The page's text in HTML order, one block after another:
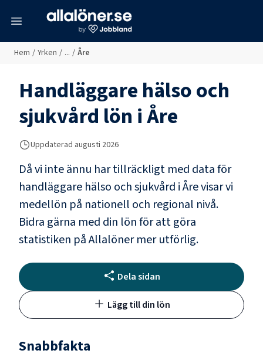
Hem / Yrken / ... / Åre
Handläggare hälso och
sjukvård lön iÅre
Uppdaterad augusti 2026
Då vi inte ännu har tillräckligt med data för
handläggare hälso och sjukvård iÅrevisar vi
medellön på nationell och regional nivå.
Bidra gärna med din lön för att göra
statistiken på Allalöner mer utförlig.
Dela sidan
Lägg till din lön
Snabbfakta